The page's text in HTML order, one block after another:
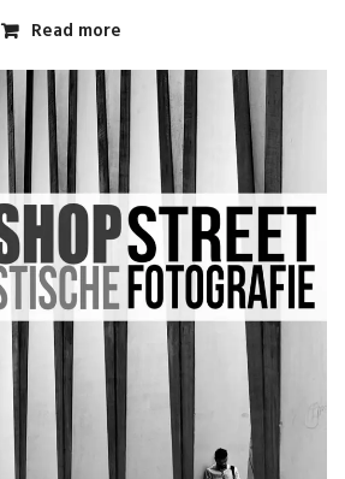
Read more